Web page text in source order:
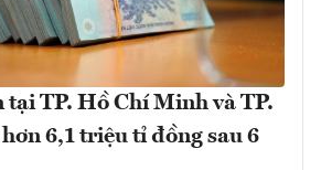
tại TP. Hồ Chí Minh và TP.
6,1 triệu tỉ đồng sau 6